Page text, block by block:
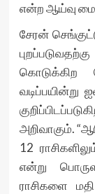
என்ற ஆய்வு
சேரன்
கொடுக்கிற
அறிவாகும்.
12
என்று
ராசிகளை மதி